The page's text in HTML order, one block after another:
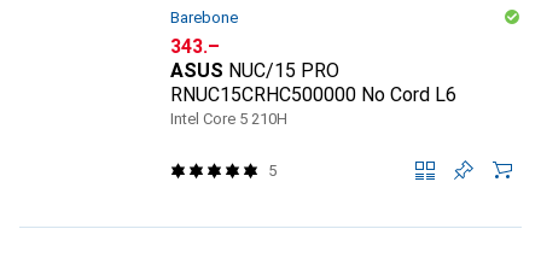
Barebone
CHF
343.–
ASUS NUC/15 PRO
RNUC15CRHC500000 No Cord L6
Intel Core 5 210H
5